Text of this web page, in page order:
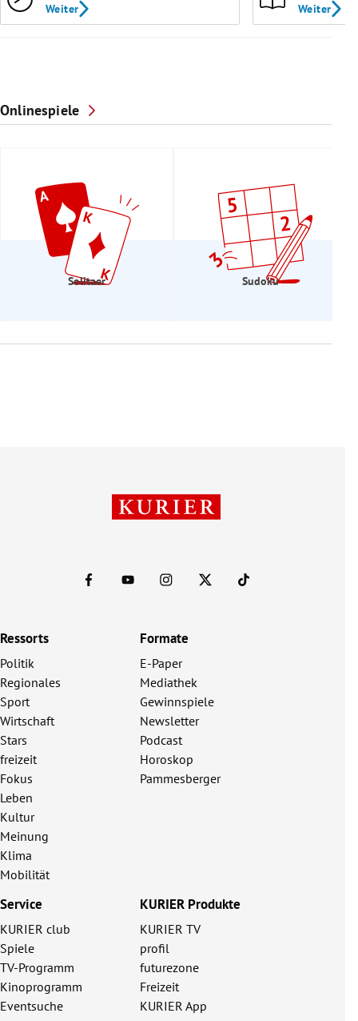
Weiter Weiter
Onlinespiele
Solitaer Sudoku
Ressorts
Politik
Regionales
Sport
Wirtschaft
Stars
freizeit
Fokus
Leben
Kultur
Meinung
Klima
Mobilität
Formate
E-Paper
Mediathek
Gewinnspiele
Newsletter
Podcast
Horoskop
Pammesberger
Service
KURIER club
Spiele
TV-Programm
Kinoprogramm
Eventsuche
KURIER Produkte
KURIER TV
profil
futurezone
Freizeit
KURIER App